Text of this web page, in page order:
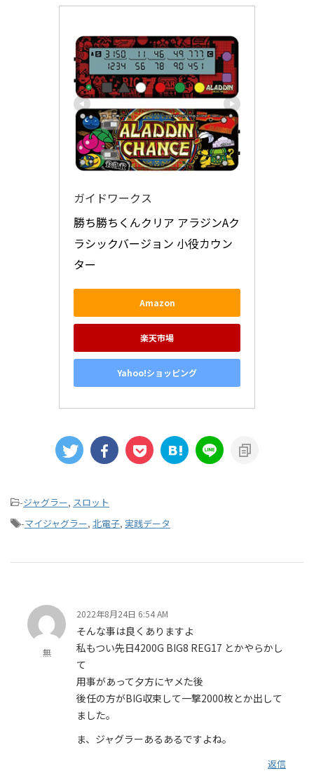
ガイドワークス
勝ち勝ちくんクリア アラジンAク
ラシックバージョン 小役カウン
ター
Amazon
楽天市場
Yahoo!ショッピング
-ジャグラー, スロット
-マイジャグラー, 北電子, 実践データ
無
2022年8月24日 6:54 AM
そんな事は良くありますよ
私もつい先日4200G BIG8 REG17 とかやらかし
て
用事があって夕方にヤメた後
後任の方がBIG収束して一撃2000枚とか出して
ました。
ま、ジャグラーあるあるですよね。
返信